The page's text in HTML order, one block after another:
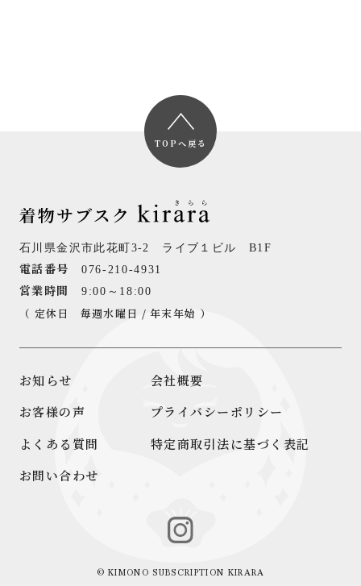
TOPへ戻る
石川県金沢市此花町3-2 ライブ１ビル B1F
電話番号 076-210-4931
営業時間 9:00～18:00
（ 定休日 毎週水曜日 / 年末年始 ）
お知らせ
お客様の声
よくある質問
会社概要
プライバシーポリシー
特定商取引法に基づく表記
お問い合わせ
©︎ KIMONO SUBSCRIPTION KIRARA